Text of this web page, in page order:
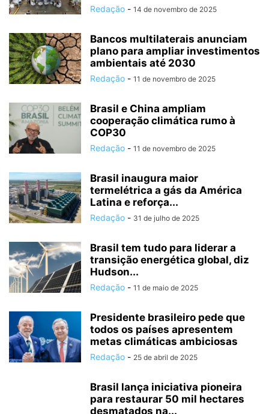
Redação - 14 de novembro de 2025
Bancos multilaterais anunciam
plano para ampliar investimentos
ambientais até 2030
Redação - 11 de novembro de 2025
Brasil e China ampliam
cooperação climática rumo à
COP30
Redação - 11 de novembro de 2025
Brasil inaugura maior
termelétrica a gás da América
Latina e reforça...
Redação - 31 de julho de 2025
Brasil tem tudo para liderar a
transição energética global, diz
Hudson...
Redação - 11 de maio de 2025
Presidente brasileiro pede que
todos os países apresentem
metas climáticas ambiciosas
Redação - 25 de abril de 2025
Brasil lança iniciativa pioneira
para restaurar 50 mil hectares
desmatados na...